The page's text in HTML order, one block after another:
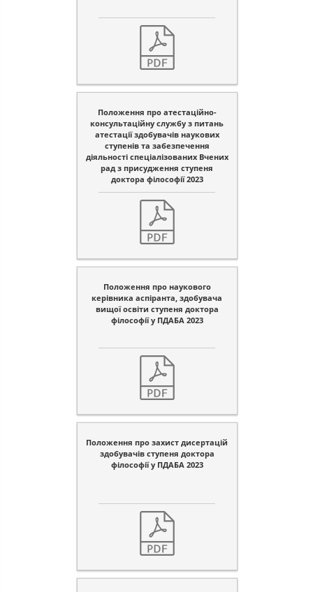
Положення про атестаційно-
консультаційну службу з питань
атестації здобувачів наукових
ступенів та забезпечення
діяльності спеціалізованих Вчених
рад з присудження ступеня
доктора філософії 2023
Положення про наукового
керівника аспіранта, здобувача
вищої освіти ступеня доктора
філософії у ПДАБА 2023
Положення про захист дисертацій
здобувачів ступеня доктора
філософії у ПДАБА 2023